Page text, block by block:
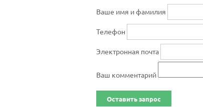
Ваше имя и фамилия
Телефон
Электронная почта
Ваш комментарий
Оставить запрос